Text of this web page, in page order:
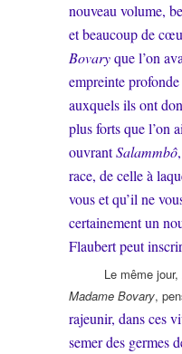
nouveau volume,
et beaucoup de
Bovaryque l’on
empreinte
auxquels ils ont
plus forts que l’on
ouvrantSalammbô
race, de celle à
vous et qu’il ne
certainement un
Flaubert peut
Le même
Madame Bovary,
rajeunir, dans ces
semer des germes